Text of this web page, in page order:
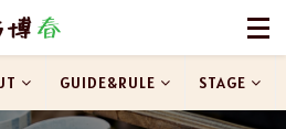
GUIDE&RULE STAGE